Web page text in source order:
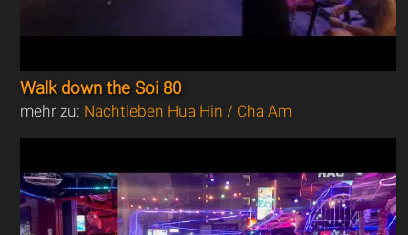
Walk down the Soi 80
mehr zu: Nachtleben Hua Hin / Cha Am